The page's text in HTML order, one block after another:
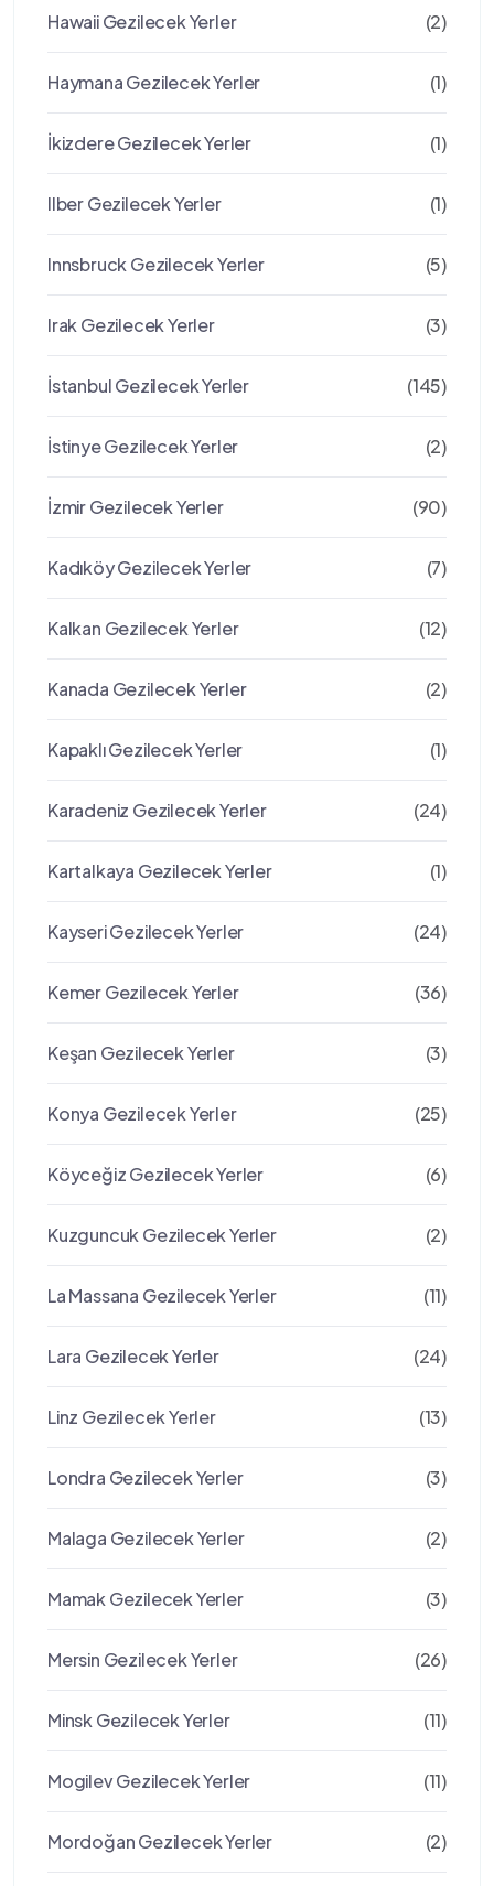
Hawaii Gezilecek Yerler (2)
Haymana Gezilecek Yerler (1)
İkizdere Gezilecek Yerler (1)
Ilber Gezilecek Yerler (1)
Innsbruck Gezilecek Yerler (5)
Irak Gezilecek Yerler (3)
İstanbul Gezilecek Yerler (145)
İstinye Gezilecek Yerler (2)
İzmir Gezilecek Yerler (90)
Kadıköy Gezilecek Yerler (7)
Kalkan Gezilecek Yerler (12)
Kanada Gezilecek Yerler (2)
Kapaklı Gezilecek Yerler (1)
Karadeniz Gezilecek Yerler (24)
Kartalkaya Gezilecek Yerler (1)
Kayseri Gezilecek Yerler (24)
Kemer Gezilecek Yerler (36)
Keşan Gezilecek Yerler (3)
Konya Gezilecek Yerler (25)
Köyceğiz Gezilecek Yerler (6)
Kuzguncuk Gezilecek Yerler (2)
La Massana Gezilecek Yerler (11)
Lara Gezilecek Yerler (24)
Linz Gezilecek Yerler (13)
Londra Gezilecek Yerler (3)
Malaga Gezilecek Yerler (2)
Mamak Gezilecek Yerler (3)
Mersin Gezilecek Yerler (26)
Minsk Gezilecek Yerler (11)
Mogilev Gezilecek Yerler (11)
Mordoğan Gezilecek Yerler (2)